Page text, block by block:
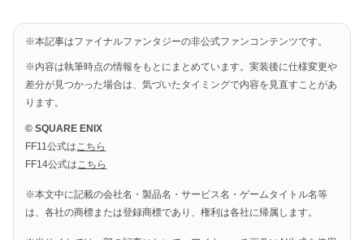
※本記事はファイナルファンタジーの非公式ファンコンテンツです。
※内容は執筆時点の情報をもとにまとめています。実装後に仕様変更や
差分が見つかった場合は、気づいたタイミングで内容を見直すことがあ
ります。
© SQUARE ENIX
FF11公式は こちら
FF14公式は こちら
※本文中に記載の会社名・製品名・サービス名・ゲームタイトル名等
は、各社の商標または登録商標であり、権利は各社に帰属します。